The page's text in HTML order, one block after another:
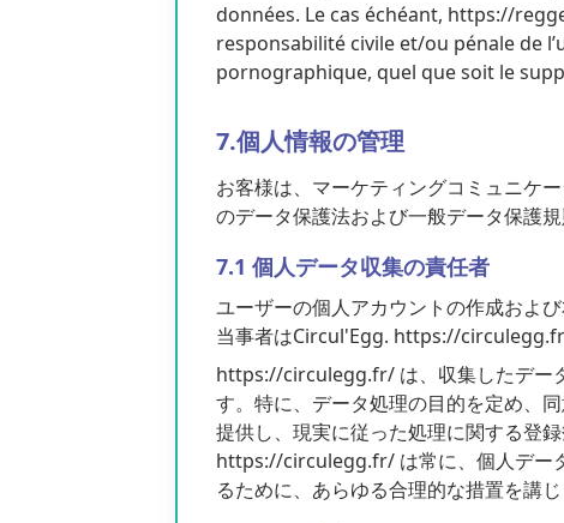
données. Le cas échéant, https://
responsabilité civile et/ou pénale de
pornographique, quel que soit le
7.個人情報の管理
お客様は、マーケティングコミュニケ
のデータ保護法および一般データ保護
7.1 個人データ収集の責任者
ユーザーの個人アカウントの作成およ
当事者はCircul'Egg. https://
https://circulegg.fr/ は、収集したデー
す。特に、データ処理の目的を定め、
提供し、現実に従った処理に関する登
https://circulegg.fr/ は常に、個人デー
るために、あらゆる合理的な措置を講じ